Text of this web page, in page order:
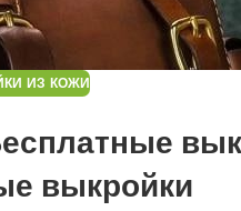
ИЗ КОЖИ
выкройки